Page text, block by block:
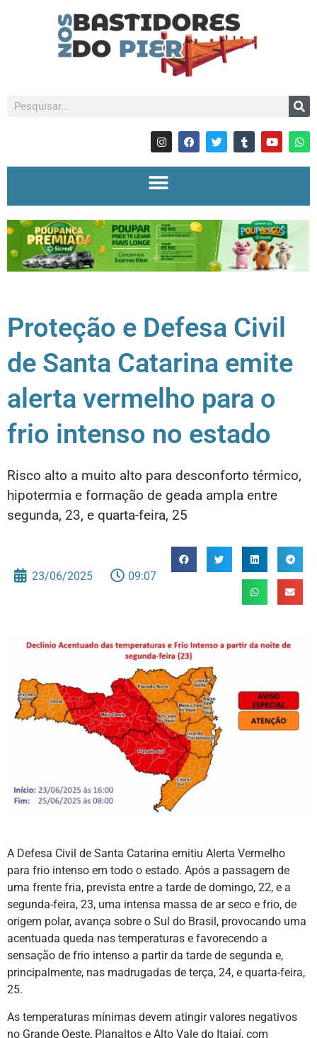
Proteção e Defesa Civil
de Santa Catarina emite
alerta vermelho para o
frio intenso no estado
Risco alto a muito alto para desconforto térmico,
hipotermia e formação de geada ampla entre
segunda, 23, e quarta-feira, 25
23/06/2025 09:07
A Defesa Civil de Santa Catarina emitiu Alerta Vermelho
para frio intenso em todo o estado. Após a passagem de
uma frente fria, prevista entre a tarde de domingo, 22, e a
segunda-feira, 23, uma intensa massa de ar seco e frio, de
origem polar, avança sobre o Sul do Brasil, provocando uma
acentuada queda nas temperaturas e favorecendo a
sensação de frio intenso a partir da tarde de segunda e,
principalmente, nas madrugadas de terça, 24, e quarta-feira,
25.
As temperaturas mínimas devem atingir valores negativos
no Grande Oeste, Planaltos e Alto Vale do Itajaí, com